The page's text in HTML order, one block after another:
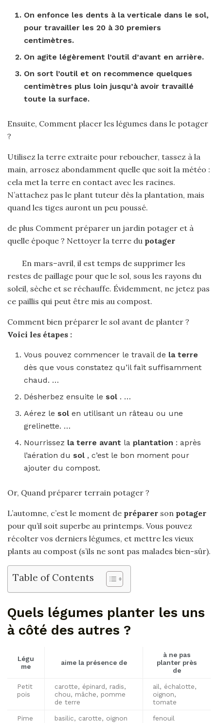
On enfonce les dents à la verticale dans le sol,
pourtravailler les 20 à 30 premiers
centimètres.
On agite légèrement l’outil d’avant en arrière.
On sort l’outil et on recommence quelques
centimètres plus loin jusqu’à avoir travaillé
toute la surface.
Ensuite, Comment placer les légumes dans le potager
?
Utilisez la terre extraite pour reboucher, tassez à la
main, arrosez abondamment quelle que soit la météo :
cela met la terre en contact avec les racines.
N’attachez pas le plant tuteur dès la plantation, mais
quand les tiges auront un peu poussé.
de plus Comment préparer un jardin potager et à
quelle époque ? Nettoyer la terre du potager
En mars–avril, il est temps de supprimer les
restes de paillage pour que le sol, sous les rayons du
soleil, sèche et se réchauffe. Évidemment, ne jetez pas
ce paillis qui peut être mis au compost.
Comment bien préparer le sol avant de planter ?
Voici les étapes :
Vous pouvez commencer le travail de la terre
dès que vous constatez qu’il fait suffisamment
chaud. …
Désherbez ensuite le sol . …
Aérez le solen utilisant un râteau ou une
grelinette. …
Nourrissez la terre avant la plantation : après
l’aération du sol , c’est le bon moment pour
ajouter du compost.
Or, Quand préparer terrain potager ?
L’automne, c’est le moment de préparer son potager
pour qu’il soit superbe au printemps. Vous pouvez
récolter vos derniers légumes, et mettre les vieux
plants au compost (s’ils ne sont pas malades bien-sûr).
Table of Contents
Quels légumes planter les uns
à côté des autres ?
Légu
me
aime la présence de
à ne pas
planter près
de
Petit
pois
carotte, épinard, radis,
chou, mâche, pomme
de terre
ail, échalotte,
oignon,
tomate
Pime
basilic, carotte, oignon fenouil